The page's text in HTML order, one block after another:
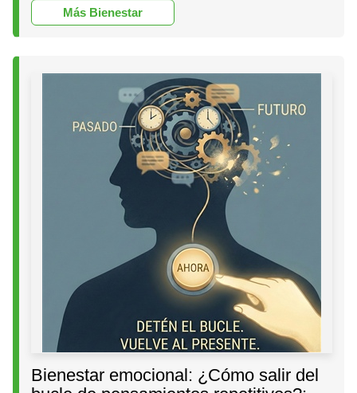
Más Bienestar
Bienestar emocional: ¿Cómo salir del